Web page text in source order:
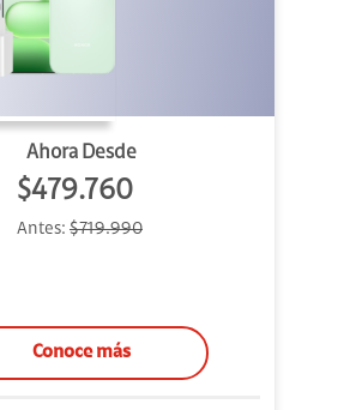
Ahora Desde
$479.760
Antes: $719.990
Conoce más